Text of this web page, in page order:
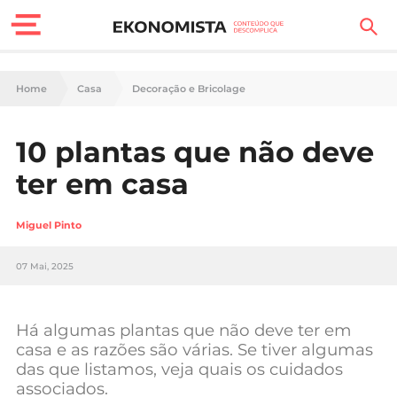
Finanças Pessoais
Carreira
Tecnologia
Negócios
Home Casa Decoração e Bricolage
10 plantas que não deve
ter em casa
Miguel Pinto
07 Mai, 2025
Há algumas plantas que não deve ter em
casa e as razões são várias. Se tiver algumas
das que listamos, veja quais os cuidados
associados.